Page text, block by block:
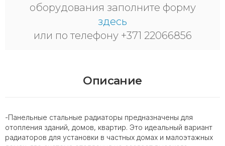
оборудования заполните форму
здесь
или по телефону +371 22066856
Описание
-Панельные стальные радиаторы предназначены для
отопления зданий, домов, квартир. Это идеальный вариант
радиаторов для установки в частных домах и малоэтажных